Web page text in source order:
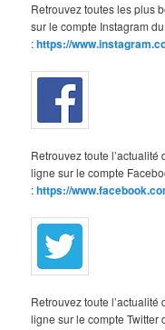
Retrouvez toutes les plus
sur le compte Instagram
:https://
Retrouvez toute
ligne sur le compte
:https://
Retrouvez toute
ligne sur le compte Twitter